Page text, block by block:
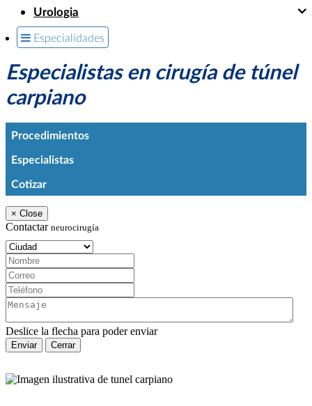
Urologia
Especialidades
Especialistas en cirugía de túnel
carpiano
Procedimientos
Especialistas
Cotizar
× Close
Contactar neurocirugía
Ciudad:
Nombre:
Correo:
Teléfono:
Mensaje:
Deslice la flecha para poder enviar
Enviar Cerrar